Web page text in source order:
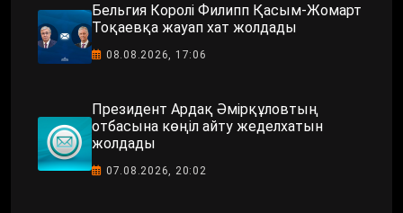
Бельгия Королі Филипп Қасым-Жомарт
Тоқаевқа жауап хат жолдады
08.08.2026, 17:06
Президент Ардақ Әмірқұловтың
отбасына көңіл айту жеделхатын
жолдады
07.08.2026, 20:02